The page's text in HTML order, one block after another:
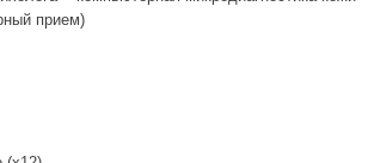
прием)